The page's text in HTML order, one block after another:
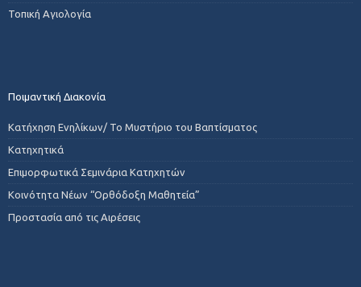
Τοπική Αγιολογία
Ποιμαντική Διακονία
Κατήχηση Ενηλίκων/ Το Μυστήριο του Βαπτίσματος
Κατηχητικά
Επιμορφωτικά Σεμινάρια Κατηχητών
Κοινότητα Νέων “Ορθόδοξη Μαθητεία”
Προστασία από τις Αιρέσεις